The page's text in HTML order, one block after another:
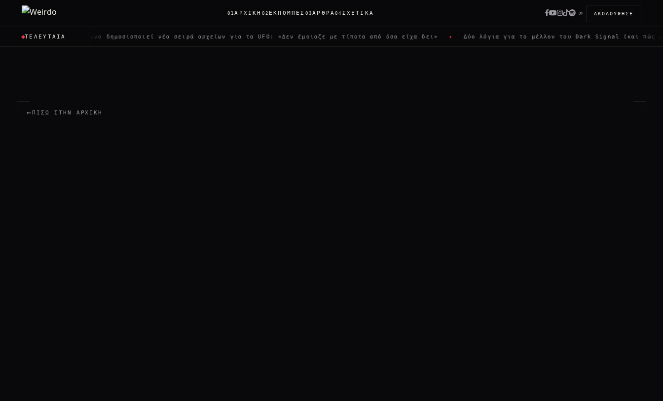
01ΑΡΧΙΚΉ 02 ΕΚΠΟΜΠΈΣ 03ΆΡΘΡΑ04 ΣΧΕΤΙΚΆ ⌕ ΑΚΟΛΟΎΘΗΣΕ
ΤΕΛΕΥΤΑΊΑ
Το Πεντάγωνο δημοσιοποιεί νέα σειρά αρχείων για τα UFO: «Δεν έμοιαζε με τίποτα από όσα είχα δει» ✦ Δύο λόγια για το μέλλον του Dark Signal (και πώς μπορείς
←ΠΊΣΩ ΣΤΗΝ ΑΡΧΙΚΉ